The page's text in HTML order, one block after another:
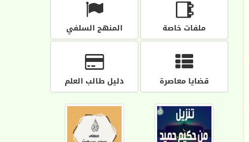
ملفات خاصة المنهج السلفي
قضايا معاصرة دليل طالب العلم